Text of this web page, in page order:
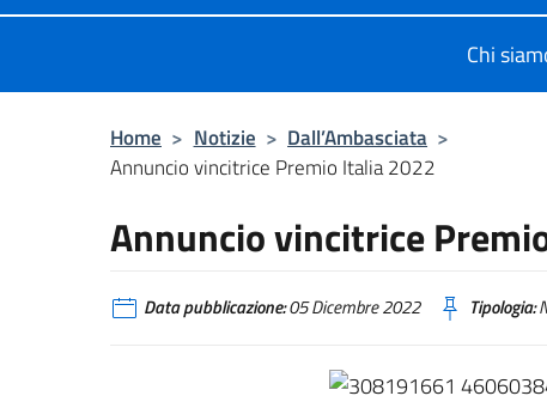
Chi
Home > Notizie > Dall’Ambasciata >
Annuncio vincitrice Premio Italia 2022
Annuncio vincitrice
Data pubblicazione:05 Dicembre 2022 Tipologia: